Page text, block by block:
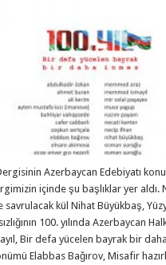
Azerbaycan Edebiyatı
içinde şu başlıklar yer aldı.
savrulacak kül Nihat Büyükbaş,
100. yılında Azerbaycan
Bir defa yücelen bayrak bir
Elabbas Bağırov, Misafir